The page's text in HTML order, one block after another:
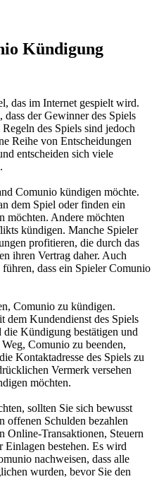
Kündigung
das im Internet gespielt wird.
der Gewinner des Spiels
des Spiels sind jedoch
Reihe von Entscheidungen
entscheiden sich viele
Comunio kündigen möchte.
dem Spiel oder finden ein
möchten. Andere möchten
kündigen. Manche Spieler
profitieren, die durch das
ihren Vertrag daher. Auch
dass ein Spieler Comunio
Comunio zu kündigen.
dem Kundendienst des Spiels
Kündigung bestätigen und
Comunio zu beenden,
Kontaktadresse des Spiels zu
Vermerk versehen
möchten.
sollten Sie sich bewusst
offenen Schulden bezahlen
Online-Transaktionen, Steuern
Einlagen bestehen. Es wird
nachweisen, dass alle
wurden, bevor Sie den